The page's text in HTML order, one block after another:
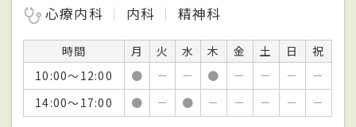
心療内科
内科 精神科
時間 月 火 水 木 金 土 日
祝
10:00～12:00
● － － ● － － －
－
14:00～17:00
● － ● － － － － －